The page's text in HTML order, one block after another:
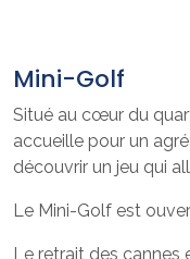
Mini-Golf
Situé au cœur du
accueille pour un
découvrir un jeu qui
Le Mini-Golf est
Le retrait des cannes